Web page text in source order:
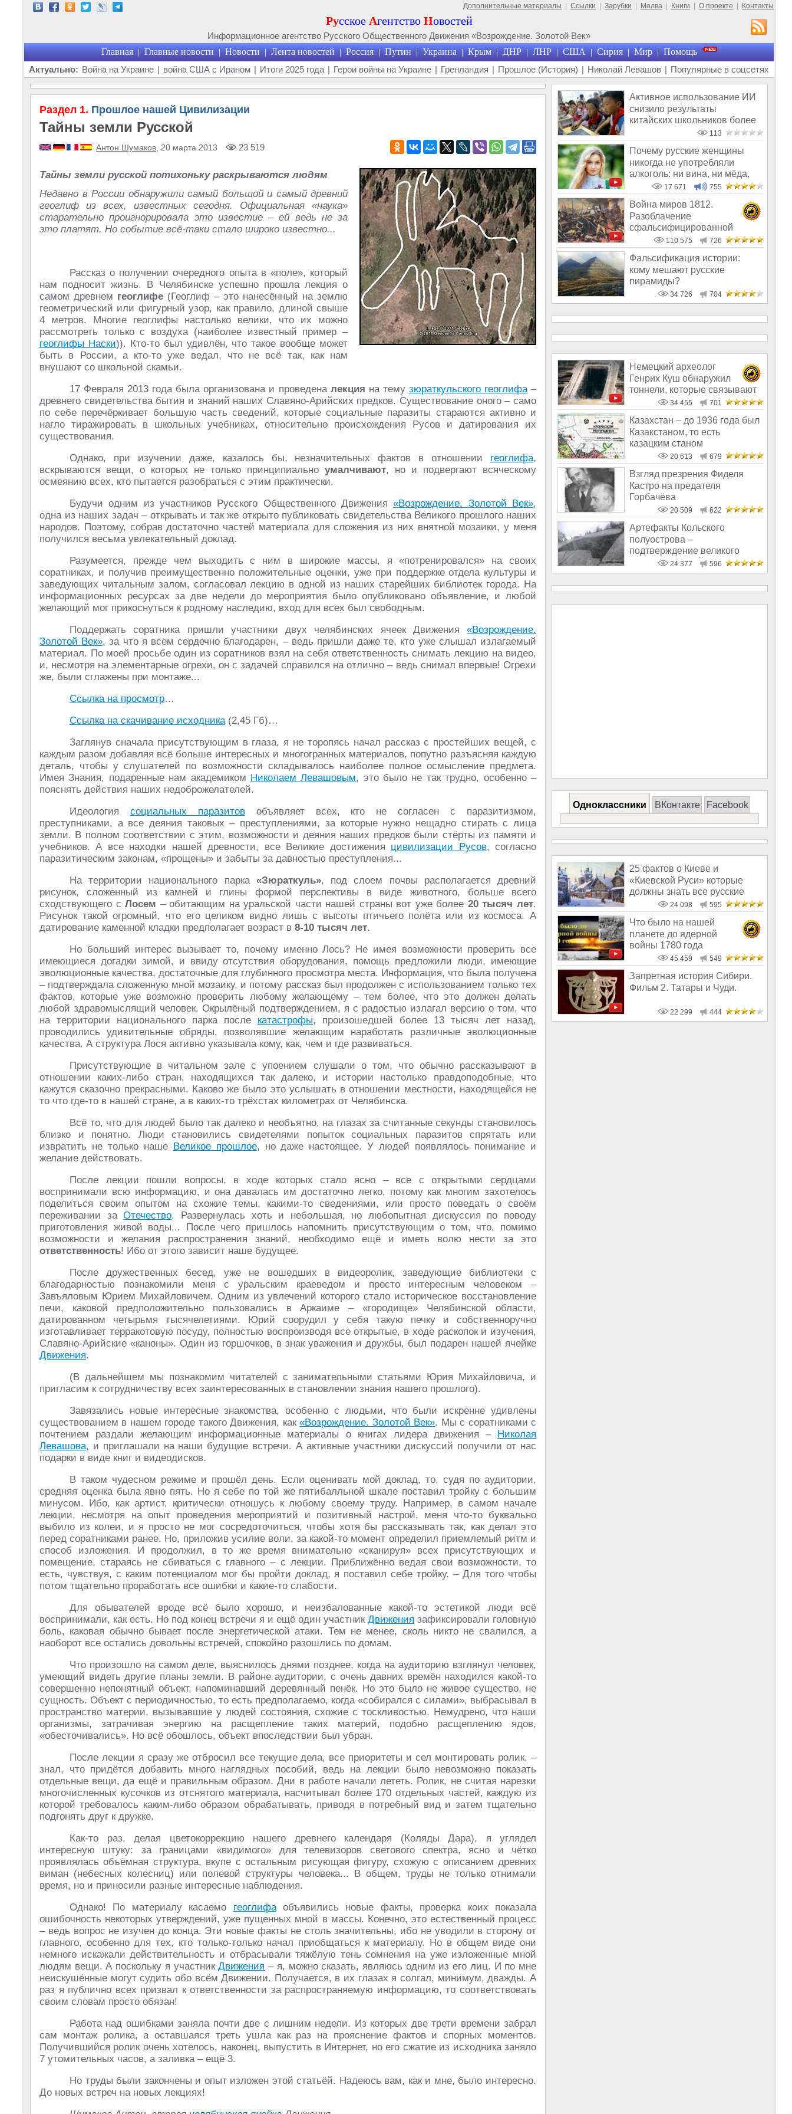
Дополнительные материалы Ссылки Зарубки Молва Книги О проекте Контакты
Русское Агентство Новостей
Информационное агентство Русского Общественного Движения «Возрождение. Золотой Век»
Главная | Главные новости | Новости | Лента новостей | Россия | Путин | Украина | Крым | ДНР | ЛНР | США | Сирия | Мир | Помощь
Актуально: Война на Украине | война США с Ираном | Итоги 2025 года | Герои войны на Украине | Гренландия | Прошлое (История) | Николай Левашов | Популярные в соцсетях
Раздел 1. Прошлое нашей Цивилизации
Тайны земли Русской
Антон Шумаков , 20 марта 2013 23 519
Тайны земли русской потихоньку раскрываются людям
Недавно в России обнаружили самый большой и самый древний
геоглиф из всех, известных сегодня. Официальная «наука»
старательно проигнорировала это известие – ей ведь не за
это платят. Но событие всё-таки стало широко известно...
Рассказ о получении очередного опыта в «поле», который
нам подносит жизнь. В Челябинске успешно прошла лекция о
самом древнем геоглифе (Геоглиф – это нанесённый на землю
геометрический или фигурный узор, как правило, длиной свыше
4 метров. Многие геоглифы настолько велики, что их можно
рассмотреть только с воздуха (наиболее известный пример –
геоглифы Наски)). Кто-то был удивлён, что такое вообще может
быть в России, а кто-то уже ведал, что не всё так, как нам
внушают со школьной скамьи.
17 Февраля 2013 года была организована и проведена лекция на тему зюраткульского геоглифа–
древнего свидетельства бытия и знаний наших Славяно-Арийских предков. Существование оного – само
по себе перечёркивает большую часть сведений, которые социальные паразиты стараются активно и
нагло тиражировать в школьных учебниках, относительно происхождения Русов и датирования их
существования.
Однако, при изучении даже, казалось бы, незначительных фактов в отношении геоглифа,
вскрываются вещи, о которых не только принципиально умалчивают, но и подвергают всяческому
осмеянию всех, кто пытается разобраться с этим практически.
Будучи одним из участников Русского Общественного Движения«Возрождение. Золотой Век»,
одна из наших задач – открывать и так же открыто публиковать свидетельства Великого прошлого наших
народов. Поэтому, собрав достаточно частей материала для сложения из них внятной мозаики, у меня
получился весьма увлекательный доклад.
Разумеется, прежде чем выходить с ним в широкие массы, я «потренировался» на своих
соратниках, и получив преимущественно положительные оценки, уже при поддержке отдела культуры и
заведующих читальным залом, согласовал лекцию в одной из наших старейших библиотек города. На
информационных ресурсах за две недели до мероприятия было опубликовано объявление, и любой
желающий мог прикоснуться к родному наследию, вход для всех был свободным.
Поддержать соратника пришли участники двух челябинских ячеек Движения «Возрождение.
Золотой Век», за что я всем сердечно благодарен, – ведь пришли даже те, кто уже слышал излагаемый
материал. По моей просьбе один из соратников взял на себя ответственность снимать лекцию на видео,
и, несмотря на элементарные огрехи, он с задачей справился на отлично – ведь снимал впервые! Огрехи
же, были сглажены при монтаже...
Ссылка на просмотр…
Ссылка на скачивание исходника(2,45 Гб)…
Заглянув сначала присутствующим в глаза, я не торопясь начал рассказ с простейших вещей, с
каждым разом добавляя всё больше интересных и многогранных материалов, попутно разъясняя каждую
деталь, чтобы у слушателей по возможности складывалось наиболее полное осмысление предмета.
Имея Знания, подаренные нам академиком Николаем Левашовым, это было не так трудно, особенно –
пояснять действия наших недоброжелателей.
Идеология социальных паразитовобъявляет всех, кто не согласен с паразитизмом,
преступниками, а все деяния таковых – преступлениями, за которые нужно нещадно стирать с лица
земли. В полном соответствии с этим, возможности и деяния наших предков были стёрты из памяти и
учебников. А все находки нашей древности, все Великие достижения цивилизации Русов, согласно
паразитическим законам, «прощены» и забыты за давностью преступления...
На территории национального парка «Зюраткуль», под слоем почвы располагается древний
рисунок, сложенный из камней и глины формой перспективы в виде животного, больше всего
сходствующего сЛосем – обитающим на уральской части нашей страны вот уже более 20 тысяч лет.
Рисунок такой огромный, что его целиком видно лишь с высоты птичьего полёта или из космоса. А
датирование каменной кладки предполагает возраст в 8-10 тысяч лет.
Но больший интерес вызывает то, почему именно Лось? Не имея возможности проверить все
имеющиеся догадки зимой, и ввиду отсутствия оборудования, помощь предложили люди, имеющие
эволюционные качества, достаточные для глубинного просмотра места. Информация, что была получена
– подтверждала сложенную мной мозаику, и потому рассказ был продолжен с использованием только тех
фактов, которые уже возможно проверить любому желающему – тем более, что это должен делать
любой здравомыслящий человек. Окрылёный подтверждением, я с радостью излагал версию о том, что
на территории национального парка после катастрофы, произошедшей более 13 тысяч лет назад,
проводились удивительные обряды, позволявшие желающим наработать различные эволюционные
качества. А структура Лося активно указывала кому, как, чем и где развиваться.
Присутствующие в читальном зале с упоением слушали о том, что обычно рассказывают в
отношении каких-либо стран, находящихся так далеко, и истории настолько правдоподобные, что
кажутся сказочно прекрасными. Каково же было это услышать в отношении местности, находящейся не
то что где-то в нашей стране, а в каких-то трёхстах километрах от Челябинска.
Всё то, что для людей было так далеко и необъятно, на глазах за считанные секунды становилось
близко и понятно. Люди становились свидетелями попыток социальных паразитов спрятать или
извратить не только наше Великое прошлое, но даже настоящее. У людей появлялось понимание и
желание действовать.
После лекции пошли вопросы, в ходе которых стало ясно – все с открытыми сердцами
воспринимали всю информацию, и она давалась им достаточно легко, потому как многим захотелось
поделиться своим опытом на схожие темы, какими-то сведениями, или просто поведать о своём
переживании заОтечество. Развернулась хоть и небольшая, но любопытная дискуссия по поводу
приготовления живой воды... После чего пришлось напомнить присутствующим о том, что, помимо
возможности и желания распространения знаний, необходимо ещё и иметь волю нести за это
ответственность! Ибо от этого зависит наше будущее.
После дружественных бесед, уже не вошедших в видеоролик, заведующие библиотеки с
благодарностью познакомили меня с уральским краеведом и просто интересным человеком –
Завъяловым Юрием Михайловичем. Одним из увлечений которого стало историческое восстановление
печи, каковой предположительно пользовались в Аркаиме – «городище» Челябинской области,
датированном четырьмя тысячелетиями. Юрий соорудил у себя такую печку и собственноручно
изготавливает терракотовую посуду, полностью воспроизводя все открытые, в ходе раскопок и изучения,
Славяно-Арийские «каноны». Один из горшочков, в знак уважения и дружбы, был подарен нашей ячейке
Движения.
(В дальнейшем мы познакомим читателей с занимательными статьями Юрия Михайловича, и
пригласим к сотрудничеству всех заинтересованных в становлении знания нашего прошлого).
Завязались новые интересные знакомства, особенно с людьми, что были искренне удивлены
существованием в нашем городе такого Движения, как«Возрождение. Золотой Век». Мы с соратниками с
почтением раздали желающим информационные материалы о книгах лидера движения – Николая
Левашова, и приглашали на наши будущие встречи. А активные участники дискуссий получили от нас
подарки в виде книг и видеодисков.
В таком чудесном режиме и прошёл день. Если оценивать мой доклад, то, судя по аудитории,
средняя оценка была явно пять. Но я себе по той же пятибалльной шкале поставил тройку с большим
минусом. Ибо, как артист, критически отношусь к любому своему труду. Например, в самом начале
лекции, несмотря на опыт проведения мероприятий и позитивный настрой, меня что-то буквально
выбило из колеи, и я просто не мог сосредоточиться, чтобы хотя бы рассказывать так, как делал это
перед соратниками ранее. Но, приложив усилие воли, за какой-то момент определил приемлемый ритм и
способ изложения. И продолжил, в то же время внимательно «сканируя» всех присутствующих и
помещение, стараясь не сбиваться с главного – с лекции. Приближённо ведая свои возможности, то
есть, чувствуя, с каким потенциалом мог бы пройти доклад, я поставил себе тройку. – Для того чтобы
потом тщательно проработать все ошибки и какие-то слабости.
Для обывателей вроде всё было хорошо, и неизбалованные какой-то эстетикой люди всё
воспринимали, как есть. Но под конец встречи я и ещё один участник Движения зафиксировали головную
боль, каковая обычно бывает после энергетической атаки. Тем не менее, сколь никто не свалился, а
наоборот все остались довольны встречей, спокойно разошлись по домам.
Что произошло на самом деле, выяснилось днями позднее, когда на аудиторию взглянул человек,
умеющий видеть другие планы земли. В районе аудитории, с очень давних времён находился какой-то
совершенно непонятный объект, напоминавший деревянный пенёк. Но это было не живое существо, не
сущность. Объект с периодичностью, то есть предполагаемо, когда «собирался с силами», выбрасывал в
пространство материи, вызывавшие у людей состояния, схожие с тоскливостью. Немудрено, что наши
организмы, затрачивая энергию на расщепление таких материй, подобно расщеплению ядов,
«обесточивались». Но всё обошлось, объект впоследствии был убран.
После лекции я сразу же отбросил все текущие дела, все приоритеты и сел монтировать ролик, –
знал, что придётся добавить много наглядных пособий, ведь на лекции было невозможно показать
отдельные вещи, да ещё и правильным образом. Дни в работе начали лететь. Ролик, не считая нарезки
многочисленных кусочков из отснятого материала, насчитывал более 170 отдельных частей, каждую из
которой требовалось каким-либо образом обрабатывать, приводя в потребный вид и затем тщательно
подгонять друг к дружке.
Как-то раз, делая цветокоррекцию нашего древнего календаря (Коляды Дара), я углядел
интересную штуку: за границами «видимого» для телевизоров светового спектра, ясно и чётко
проявлялась объёмная структура, вкупе с остальным рисующая фигуру, схожую с описанием древних
виман (небесных колесниц) или полевой структуры человека... В общем, труды не только отнимали
время, но и приносили разные интересные наблюдения.
Однако! По материалу касаемо геоглифаобъявились новые факты, проверка коих показала
ошибочность некоторых утверждений, уже пущенных мной в массы. Конечно, это естественный процесс
– ведь вопрос не изучен до конца. Эти новые факты не столь значительны, ибо не уводили в сторону от
главного, особенно для тех, кто только-только начал приобщаться к материалу. Но в общем виде они
немного искажали действительность и отбрасывали тяжёлую тень сомнения на уже изложенные мной
людям вещи. А поскольку я участникДвижения – я, можно сказать, являюсь одним из его лиц. И по мне
неискушённые могут судить обо всём Движении. Получается, в их глазах я солгал, минимум, дважды. А
раз я публично всех призвал к ответственности за распространяемую информацию, то соответствовать
своим словам просто обязан!
Работа над ошибками заняла почти две с лишним недели. Из которых две трети времени забрал
сам монтаж ролика, а оставшаяся треть ушла как раз на прояснение фактов и спорных моментов.
Получившийся ролик очень хотелось, наконец, выпустить в Интернет, но его сжатие из исходника заняло
7 утомительных часов, а заливка – ещё 3.
Но труды были закончены и опыт изложен этой статьёй. Надеюсь вам, как и мне, было интересно.
До новых встреч на новых лекциях!
Активное использование ИИ
снизило результаты
китайских школьников более
113
Почему русские женщины
никогда не употребляли
алкоголь: ни вина, ни мёда,
ни пива 17 671 755
Война миров 1812.
Разоблачение
сфальсифицированной
истории России
110 575 726
Фальсификация истории:
кому мешают русские
пирамиды?
34 726 704
Немецкий археолог
Генрих Куш обнаружил
тоннели, которые связывают
Шотландию и Турци
34 455 701
Казахстан – до 1936 года был
Казакстаном, то есть
казацким станом
20 613 679
Взгляд презрения Фиделя
Кастро на предателя
Горбачёва
20 509 622
Артефакты Кольского
полуострова –
подтверждение великого
прошлого нашей
цивилизации
24 377 596
Одноклассники ВКонтакте Facebook
25 фактов о Киеве и
«Киевской Руси» которые
должны знать все русские
24 098 595
Что было на нашей
планете до ядерной
войны 1780 года
45 459 549
Запретная история Сибири.
Фильм 2. Татары и Чуди.
22 299 444